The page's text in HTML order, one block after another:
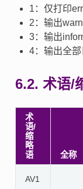
1：仅打印
2：输出
3：输出
4：输出全
6.2. 术语/
术
语/
缩
略
语
全称
AV1